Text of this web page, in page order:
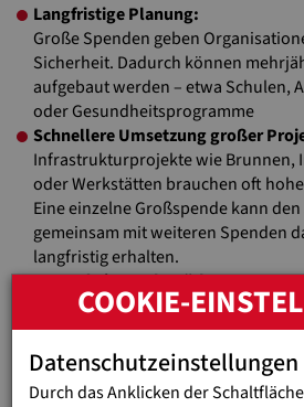
Langfristige Planung:
Große Spenden geben
Sicherheit. Dadurch können
aufgebaut werden – etwa Schulen,
oder Gesundheitsprogramme
Schnellere Umsetzung großer
Infrastrukturprojekte wie Brunnen,
oder Werkstätten brauchen oft
Eine einzelne Großspende kann
gemeinsam mit weiteren Spenden
langfristig erhalten.
Jugend Eine Welt stärken:
Mit ihrer Unterstützung stärken Sie
Organisation und ermöglichen so
zielgerichtete Programme
Bildung und nachhaltige
COOKIE-
Datenschutzeinstellungen
Durch das Anklicken der